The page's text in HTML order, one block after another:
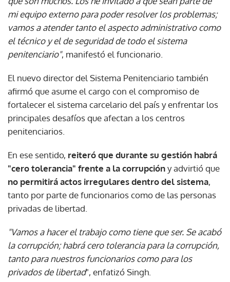
mi equipo externo para poder resolver los problemas;
vamos a atender tanto el aspecto administrativo como
el técnico y el de seguridad de todo el sistema
penitenciario", manifestó el funcionario.
El nuevo director del Sistema Penitenciario también
afirmó que asume el cargo con el compromiso de
fortalecer el sistema carcelario del país y enfrentar los
principales desafíos que afectan a los centros
penitenciarios.
En ese sentido, reiteró que durante su gestión habrá
"cero tolerancia" frente a la corrupcióny advirtió que
no permitirá actos irregulares dentro del sistema,
tanto por parte de funcionarios como de las personas
privadas de libertad.
"Vamos a hacer el trabajo como tiene que ser. Se acabó
la corrupción; habrá cero tolerancia para la corrupción,
tanto para nuestros funcionarios como para los
privados de libertad", enfatizó Singh.